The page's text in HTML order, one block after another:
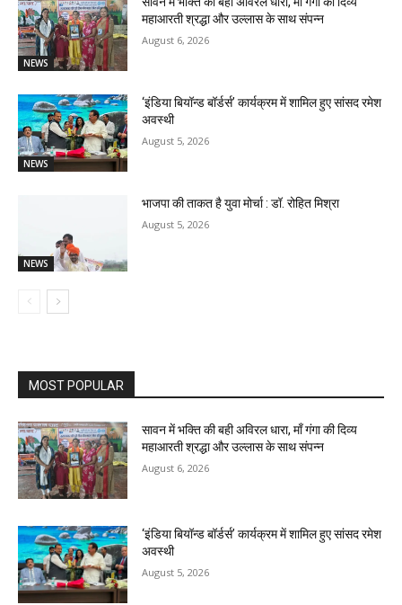
NEWS
महाआरती श्रद्धा और उल्लास के साथ संपन्न
August 6, 2026
NEWS
‘इंडिया बियॉन्ड बॉर्डर्स’ कार्यक्रम में शामिल हुए सांसद रमेश
अवस्थी
August 5, 2026
NEWS
भाजपा की ताकत है युवा मोर्चा : डॉ. रोहित मिश्रा
August 5, 2026
MOST POPULAR
सावन में भक्ति की बही अविरल धारा, माँ गंगा की दिव्य
महाआरती श्रद्धा और उल्लास के साथ संपन्न
August 6, 2026
‘इंडिया बियॉन्ड बॉर्डर्स’ कार्यक्रम में शामिल हुए सांसद रमेश
अवस्थी
August 5, 2026